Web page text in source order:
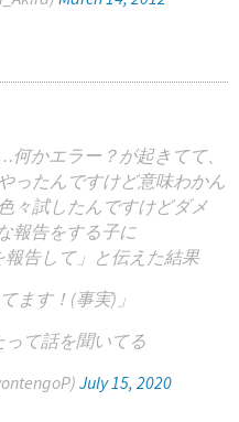
かエラー？が起きてて、
ったんですけど意味わかん
々試したんですけどダメ
報告をする子に
報告して」と伝えた結果
ます！(事実)」
って話を聞いてる
July 15, 2020